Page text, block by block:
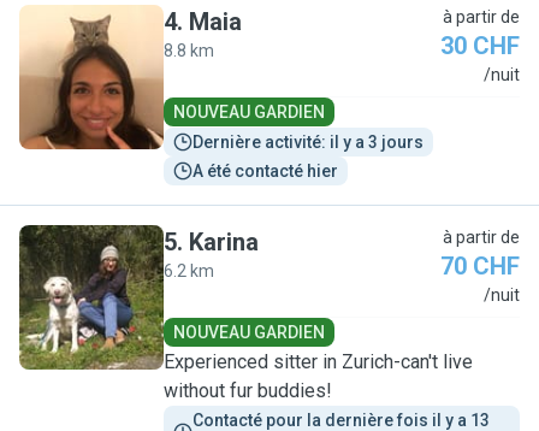
M
4. Maia
8.8 km
à partir de
30 CHF
/nuit
NOUVEAU GARDIEN
Dernière activité: il y a 3 jours
A été contacté hier
K
5. Karina
6.2 km
à partir de
70 CHF
/nuit
NOUVEAU GARDIEN
Experienced sitter in Zurich-can't live
without fur buddies!
Contacté pour la dernière fois il y a 13